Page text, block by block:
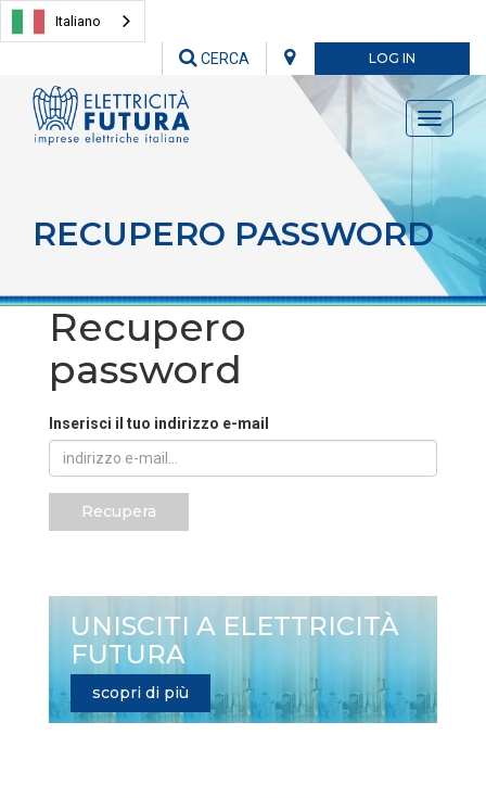
Italiano
LOG IN
CERCA
Toggle
RECUPERO PASSWORD
Recupero
password
Inserisci il tuo indirizzo e-mail
Recupera
UNISCITI A ELETTRICITÀ
FUTURA
scopri di più